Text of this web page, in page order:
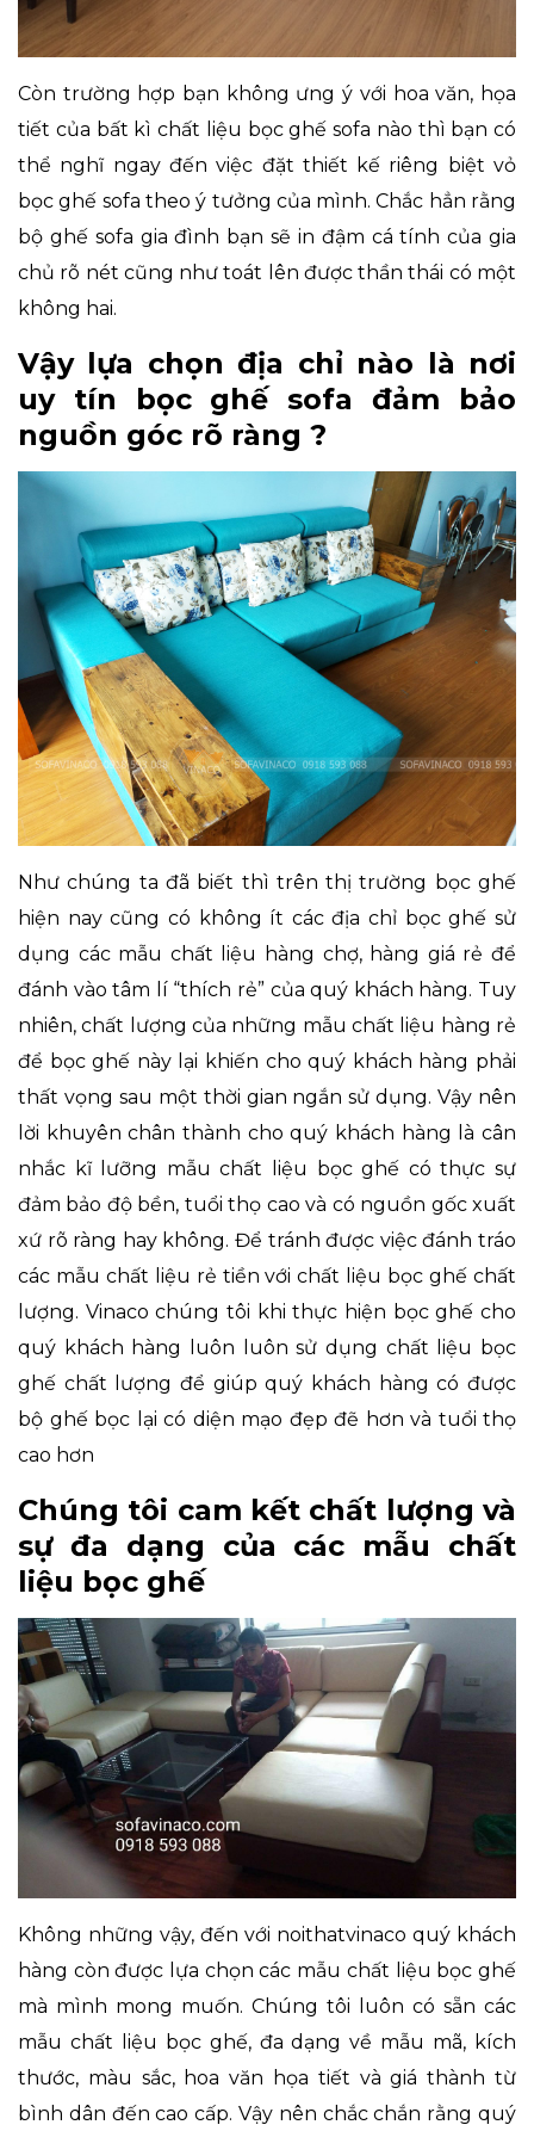
Còn trường hợp bạn không ưng ý với hoa văn, họa
tiết của bất kì chất liệu bọc ghế sofa nào thì bạn có
thể nghĩ ngay đến việc đặt thiết kế riêng biệt vỏ
bọc ghế sofa theo ý tưởng của mình. Chắc hẳn rằng
bộ ghế sofa gia đình bạn sẽ in đậm cá tính của gia
chủ rõ nét cũng như toát lên được thần thái có một
không hai.
Vậy lựa chọn địa chỉ nào là nơi
uy tín bọc ghế sofa đảm bảo
nguồn góc rõ ràng ?
Như chúng ta đã biết thì trên thị trường bọc ghế
hiện nay cũng có không ít các địa chỉ bọc ghế sử
dụng các mẫu chất liệu hàng chợ, hàng giá rẻ để
đánh vào tâm lí “thích rẻ” của quý khách hàng. Tuy
nhiên, chất lượng của những mẫu chất liệu hàng rẻ
để bọc ghế này lại khiến cho quý khách hàng phải
thất vọng sau một thời gian ngắn sử dụng. Vậy nên
lời khuyên chân thành cho quý khách hàng là cân
nhắc kĩ lưỡng mẫu chất liệu bọc ghế có thực sự
đảm bảo độ bền, tuổi thọ cao và có nguồn gốc xuất
xứ rõ ràng hay không. Để tránh được việc đánh tráo
các mẫu chất liệu rẻ tiền với chất liệu bọc ghế chất
lượng. Vinaco chúng tôi khi thực hiện bọc ghế cho
quý khách hàng luôn luôn sử dụng chất liệu bọc
ghế chất lượng để giúp quý khách hàng có được
bộ ghế bọc lại có diện mạo đẹp đẽ hơn và tuổi thọ
cao hơn
Chúng tôi cam kết chất lượng và
sự đa dạng của các mẫu chất
liệu bọc ghế
Không những vậy, đến với noithatvinaco quý khách
hàng còn được lựa chọn các mẫu chất liệu bọc ghế
mà mình mong muốn. Chúng tôi luôn có sẵn các
mẫu chất liệu bọc ghế, đa dạng về mẫu mã, kích
thước, màu sắc, hoa văn họa tiết và giá thành từ
bình dân đến cao cấp. Vậy nên chắc chắn rằng quý